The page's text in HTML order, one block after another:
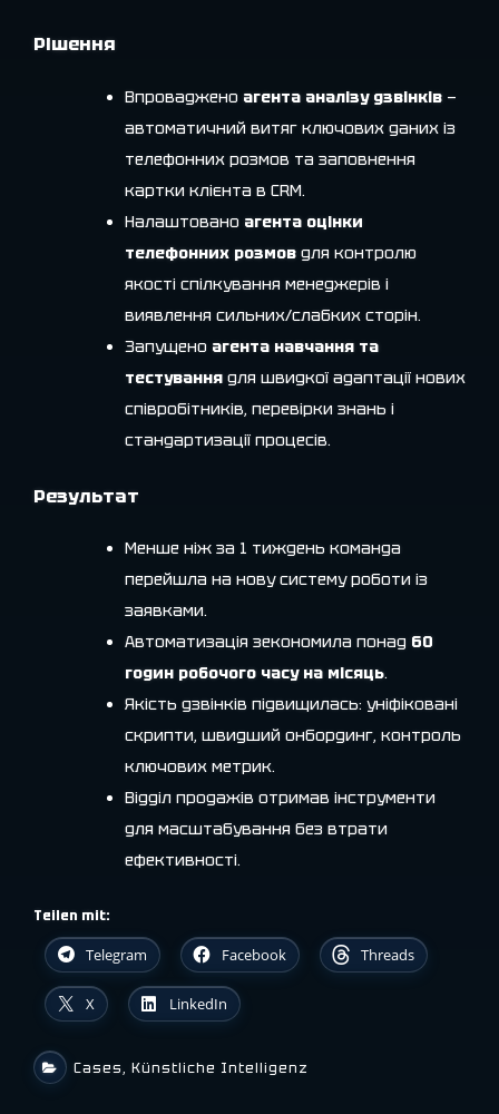
Рішення
Впроваджено агента аналізу дзвінків —
автоматичний витяг ключових даних із
телефонних розмов та заповнення
картки клієнта в CRM.
Налаштовано агента оцінки
телефонних розмов для контролю
якості спілкування менеджерів і
виявлення сильних/слабких сторін.
Запущено агента навчання та
тестування для швидкої адаптації нових
співробітників, перевірки знань і
стандартизації процесів.
Результат
Менше ніж за 1 тиждень команда
перейшла на нову систему роботи із
заявками.
Автоматизація зекономила понад 60
годин робочого часу на місяць.
Якість дзвінків підвищилась: уніфіковані
скрипти, швидший онбординг, контроль
ключових метрик.
Відділ продажів отримав інструменти
для масштабування без втрати
ефективності.
Teilen mit:
Telegram Facebook Threads
X LinkedIn
Cases, Künstliche Intelligenz